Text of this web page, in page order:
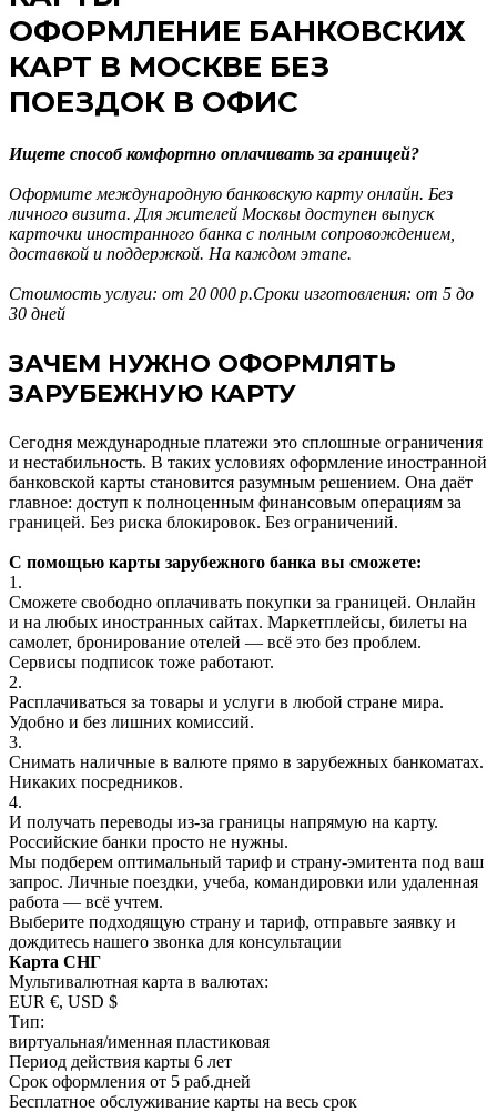
ОФОРМЛЕНИЕ БАНКОВСКИХ
КАРТ В МОСКВЕ БЕЗ
ПОЕЗДОК В ОФИС
Ищете способ комфортно оплачивать за границей?
Оформите международную банковскую карту онлайн. Без
личного визита. Для жителей Москвы доступен выпуск
карточки иностранного банка с полным сопровождением,
доставкой и поддержкой. На каждом этапе.
Стоимость услуги: от 20 000 р.Сроки изготовления: от 5 до
30 дней
ЗАЧЕМ НУЖНО ОФОРМЛЯТЬ
ЗАРУБЕЖНУЮ КАРТУ
Сегодня международные платежи это сплошные ограничения
и нестабильность. В таких условиях оформление иностранной
банковской карты становится разумным решением. Она даёт
главное: доступ к полноценным финансовым операциям за
границей. Без риска блокировок. Без ограничений.
С помощью карты зарубежного банка вы сможете:
1.
Сможете свободно оплачивать покупки за границей. Онлайн
и на любых иностранных сайтах. Маркетплейсы, билеты на
самолет, бронирование отелей — всё это без проблем.
Сервисы подписок тоже работают.
2.
Расплачиваться за товары и услуги в любой стране мира.
Удобно и без лишних комиссий.
3.
Снимать наличные в валюте прямо в зарубежных банкоматах.
Никаких посредников.
4.
И получать переводы из-за границы напрямую на карту.
Российские банки просто не нужны.
Мы подберем оптимальный тариф и страну-эмитента под ваш
запрос. Личные поездки, учеба, командировки или удаленная
работа — всё учтем.
Выберите подходящую страну и тариф, отправьте заявку и
дождитесь нашего звонка для консультации
Карта СНГ
Мультивалютная карта в валютах:
EUR €, USD $
Тип:
виртуальная/именная пластиковая
Период действия карты 6 лет
Срок оформления от 5 раб.дней
Бесплатное обслуживание карты на весь срок